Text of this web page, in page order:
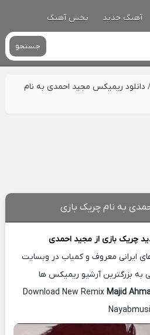
آهنگ جدید پخش آهنگ
جستجو
دانلود ریمیکس مجید احمدی به نام
به نام چریک بازی
چریک بازی از مجید احمدی
ایرانی معروف و کمیاب در وبسایت
به بزرگترین آرشیو ریمیکس ها
Download New Remix Majid